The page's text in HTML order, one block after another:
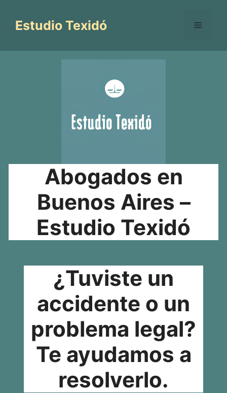
contenido
Estudio Texidó Menú
Abogados en
Buenos Aires –
Estudio Texidó
¿Tuviste un
accidente o un
problema legal?
Te ayudamos a
resolverlo.